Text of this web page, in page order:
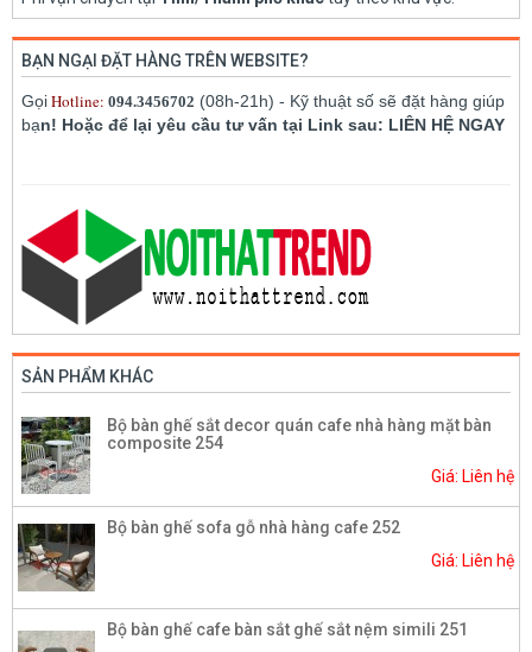
BẠN NGẠI ĐẶT HÀNG TRÊN WEBSITE?
GọiHotline: 094.3456702 (08h-21h) - Kỹ thuật số sẽ đặt hàng giúp
bạn! Hoặc để lại yêu cầu tư vấn tại Link sau: LIÊN HỆ NGAY
SẢN PHẨM KHÁC
Bộ bàn ghế sắt decor quán cafe nhà hàng mặt bàn
composite 254
Giá: Liên hệ
Bộ bàn ghế sofa gỗ nhà hàng cafe 252
Giá: Liên hệ
Bộ bàn ghế cafe bàn sắt ghế sắt nệm simili 251